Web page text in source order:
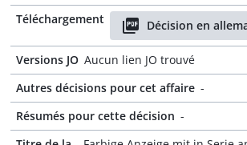
Téléchargement
Décision en
Versions JO Aucun lien JO trouvé
Autres décisions pour cet affaire -
Résumés pour cette décision -